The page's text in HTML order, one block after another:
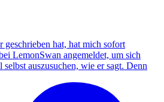
geschrieben hat, hat mich sofort
LemonSwan angemeldet, um sich
auszusuchen, wie er sagt. Denn